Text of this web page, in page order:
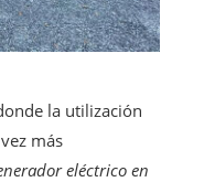
la utilización
más
eléctrico en